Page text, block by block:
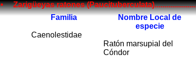
• Zarigüeyas ratones
Nombre Local de
especie
Ratón marsupial del
Cóndor
Familia
Caenolestidae